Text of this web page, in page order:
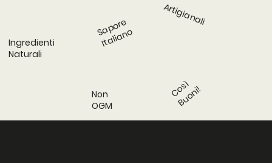
Ingredienti
Naturali
Sapore
Italiano
Artigianali
Non
OGM
Così
Buoni!